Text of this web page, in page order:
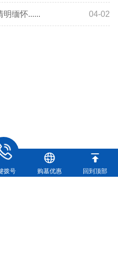
04-02
明缅怀......
拨号 购墓优惠 回到顶部